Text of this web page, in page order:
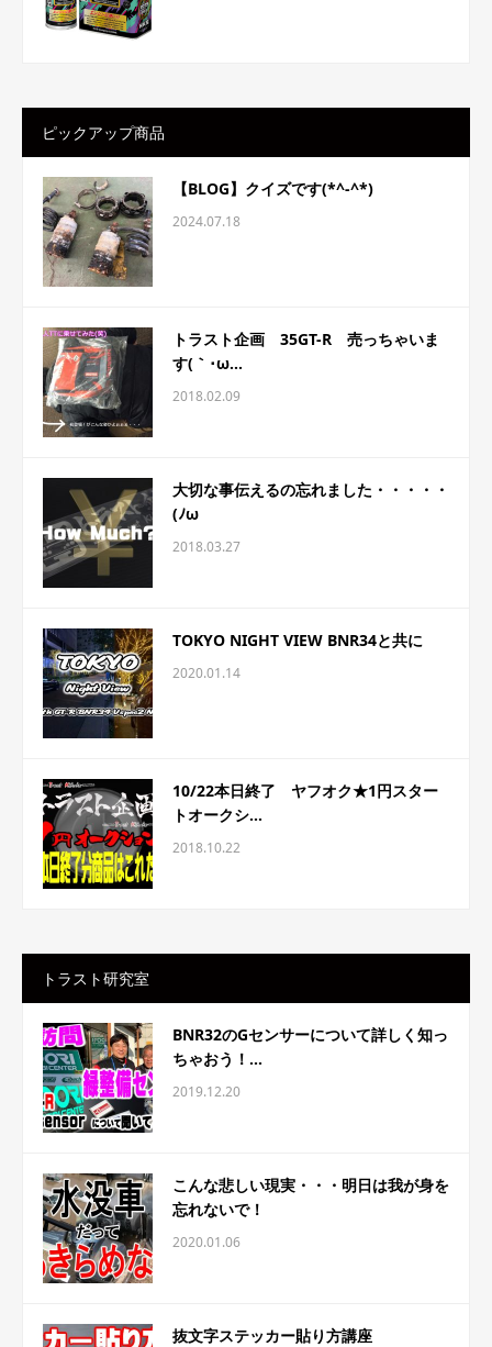
ピックアップ商品
【BLOG】クイズです(*^-^*)
2024.07.18
トラスト企画 35GT-R 売っちゃいま
す(｀･ω...
2018.02.09
大切な事伝えるの忘れました・・・・・
(ﾉω
2018.03.27
TOKYO NIGHT VIEW BNR34と共に
2020.01.14
10/22本日終了 ヤフオク★1円スター
トオークシ...
2018.10.22
トラスト研究室
BNR32のGセンサーについて詳しく知っ
ちゃおう！...
2019.12.20
こんな悲しい現実・・・明日は我が身を
忘れないで！
2020.01.06
抜文字ステッカー貼り方講座